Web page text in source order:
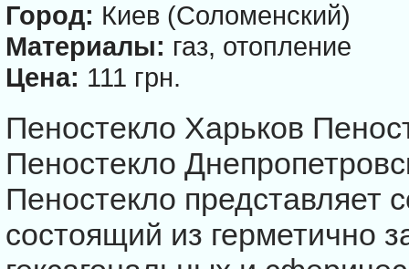
Город: Киев (Соломенский)
Материалы: газ, отопление
Цена: 111 грн.
Пеностекло Харьков
Пеностекло
Пеностекло представляет
состоящий из герметично